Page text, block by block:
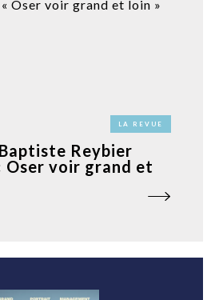
LA REVUE
Reybier
Oser voir grand et